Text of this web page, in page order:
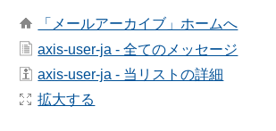
「メールアーカイブ」ホームへ
axis-user-ja - 全てのメッセージ
axis-user-ja - 当リストの詳細
拡大する